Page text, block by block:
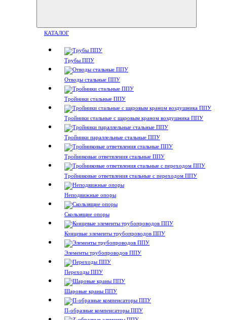
КАТАЛОГ
Трубы ППУ
Отводы стальные ППУ
Тройники стальные ППУ
Тройники стальные с шаровым краном воздушника ППУ
Тройники параллельные стальные ППУ
Тройниковые ответвления стальные ППУ
Тройниковые ответвления стальные с переходом ППУ
Неподвижные опоры
Скользящие опоры
Концевые элементы трубопроводов ППУ
Элементы трубопроводов ППУ
Переходы ППУ
Шаровые краны ППУ
П-образные компенсаторы ППУ